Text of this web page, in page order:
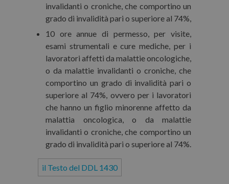
invalidanti o croniche, che comportino un
grado di invalidità pari o superiore al 74%,
10 ore annue di permesso , per visite,
esami strumentali e cure mediche, per i
lavoratori affetti da malattie oncologiche,
o da malattie invalidanti o croniche, che
comportino un grado di invali­dità pari o
superiore al 74%, ovvero per i lavoratori
che hanno un figlio mino­renne affetto da
malattia oncologica, o da malattie
invalidanti o croniche, che comportino un
grado di invali­dità pari o superiore al 74%.
il Testo del DDL 1430